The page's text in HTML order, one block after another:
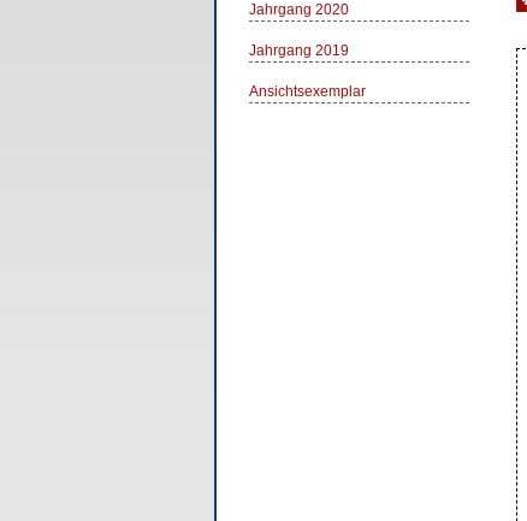
Jahrgang 2020
Jahrgang 2019
Ansichtsexemplar